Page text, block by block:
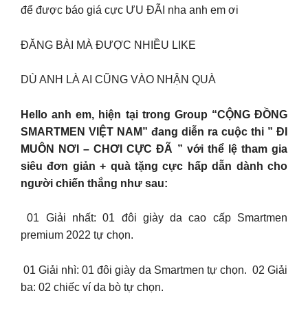
để được báo giá cực ƯU ĐÃI nha anh em ơi
ĐĂNG BÀI MÀ ĐƯỢC NHIỀU LIKE
DÙ ANH LÀ AI CŨNG VÀO NHẬN QUÀ
Hello anh em, hiện tại trong Group “CỘNG ĐỒNG
SMARTMEN VIỆT NAM” đang diễn ra cuộc thi ” ĐI
MUÔN NƠI – CHƠI CỰC ĐÃ ” với thể lệ tham gia
siêu đơn giản + quà tặng cực hấp dẫn dành cho
người chiến thắng như sau:
️ 01 Giải nhất: 01 đôi giày da cao cấp Smartmen
premium 2022 tự chọn.
️ 01 Giải nhì: 01 đôi giày da Smartmen tự chọn. ️ 02 Giải
ba: 02 chiếc ví da bò tự chọn.